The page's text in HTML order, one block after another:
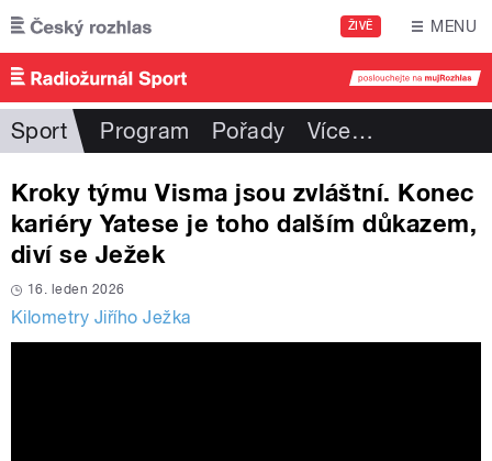
Přejít k hlavnímu obsahu
ŽIVĚ MENU
Sport Program Pořady Více…
Kroky týmu Visma jsou zvláštní. Konec
kariéry Yatese je toho dalším důkazem,
diví se Ježek
16. leden 2026
Kilometry Jiřího Ježka